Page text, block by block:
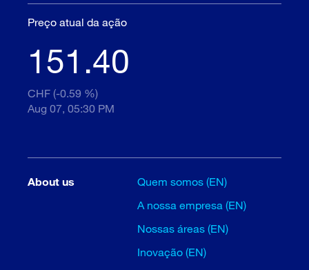
Preço atual da ação
151.40
CHF (-0.59 %)
Aug 07, 05:30 PM
About us
Quem somos (EN)
A nossa empresa (EN)
Nossas áreas (EN)
Inovação (EN)